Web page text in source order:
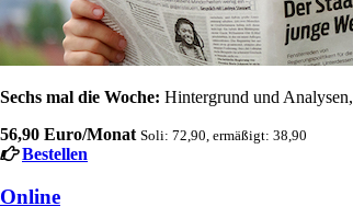
Sechs mal die Woche: Hintergrund und
56,90 Euro/Monat Soli: 72,90, ermäßigt: 38,90
Bestellen
Online